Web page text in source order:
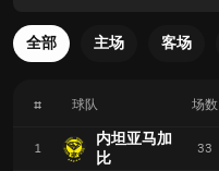
全部 主场 客场
# 球队
1
内坦亚马加
比
场数
33